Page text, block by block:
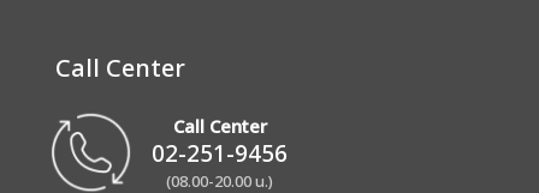
Call Center
Call Center
02-251-9456
(08.00-20.00 น.)